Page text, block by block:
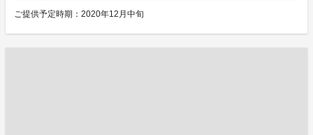
ご提供予定時期：2020年12月中旬